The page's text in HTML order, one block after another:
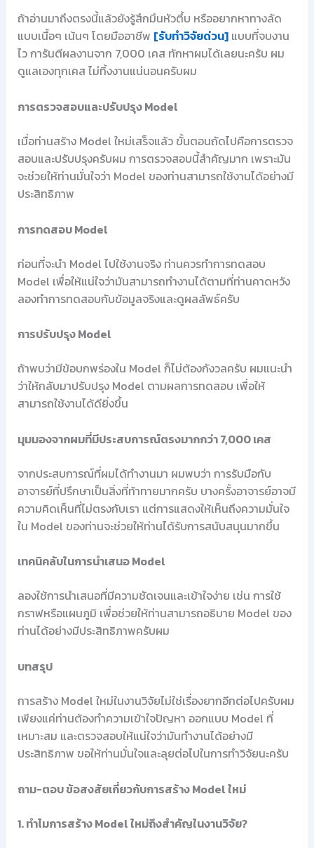
ถ้าอ่านมาถึงตรงนี้แล้วยังรู้สึกมึนหัวตึ้บ หรืออยากหาทางลัด
แบบเนื้อๆ เน้นๆ โดยมืออาชีพ [รับทำวิจัยด่วน]แบบที่จบงาน
ไว การันตีผลงานจาก 7,000 เคส ทักหาผมได้เลยนะครับ ผม
ดูแลเองทุกเคส ไม่ทิ้งงานแน่นอนครับผม
การตรวจสอบและปรับปรุง Model
เมื่อท่านสร้าง Model ใหม่เสร็จแล้ว ขั้นตอนถัดไปคือการตรวจ
สอบและปรับปรุงครับผม การตรวจสอบนี้สำคัญมาก เพราะมัน
จะช่วยให้ท่านมั่นใจว่า Model ของท่านสามารถใช้งานได้อย่างมี
ประสิทธิภาพ
การทดสอบ Model
ก่อนที่จะนำ Model ไปใช้งานจริง ท่านควรทำการทดสอบ
Model เพื่อให้แน่ใจว่ามันสามารถทำงานได้ตามที่ท่านคาดหวัง
ลองทำการทดสอบกับข้อมูลจริงและดูผลลัพธ์ครับ
การปรับปรุง Model
ถ้าพบว่ามีข้อบกพร่องใน Model ก็ไม่ต้องกังวลครับ ผมแนะนำ
ว่าให้กลับมาปรับปรุง Model ตามผลการทดสอบ เพื่อให้
สามารถใช้งานได้ดียิ่งขึ้น
มุมมองจากผมที่มีประสบการณ์ตรงมากกว่า 7,000 เคส
จากประสบการณ์ที่ผมได้ทำงานมา ผมพบว่า การรับมือกับ
อาจารย์ที่ปรึกษาเป็นสิ่งที่ท้าทายมากครับ บางครั้งอาจารย์อาจมี
ความคิดเห็นที่ไม่ตรงกับเรา แต่การแสดงให้เห็นถึงความมั่นใจ
ใน Model ของท่านจะช่วยให้ท่านได้รับการสนับสนุนมากขึ้น
เทคนิคลับในการนำเสนอ Model
ลองใช้การนำเสนอที่มีความชัดเจนและเข้าใจง่าย เช่น การใช้
กราฟหรือแผนภูมิ เพื่อช่วยให้ท่านสามารถอธิบาย Model ของ
ท่านได้อย่างมีประสิทธิภาพครับผม
บทสรุป
การสร้าง Model ใหม่ในงานวิจัยไม่ใช่เรื่องยากอีกต่อไปครับผม
เพียงแค่ท่านต้องทำความเข้าใจปัญหา ออกแบบ Model ที่
เหมาะสม และตรวจสอบให้แน่ใจว่ามันทำงานได้อย่างมี
ประสิทธิภาพ ขอให้ท่านมั่นใจและลุยต่อไปในการทำวิจัยนะครับ
ถาม-ตอบ ข้อสงสัยเกี่ยวกับการสร้าง Model ใหม่
1. ทำไมการสร้าง Model ใหม่ถึงสำคัญในงานวิจัย?